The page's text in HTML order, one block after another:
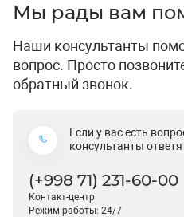
Мы рады вам
Наши консультанты
вопрос. Просто
обратный звонок.
Если у вас есть
консультанты
(+998 71) 231-60-00
Контакт-центр
Режим работы: 24/7